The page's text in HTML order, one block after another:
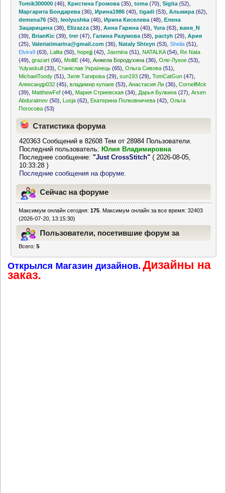
Tomik300000 (46) ,Кристина Громова (35) ,toma (70) ,Sigita (52)
Маргарита Бондарева (36) ,Ирина1986 (40) ,tigadi (53) ,Альмира (62)
demena76 (50) ,leolyushka (46) ,Ирина Киселева (48) ,Елена
Зацарицина (38) ,Elizazza (38) ,Анна Гарина (40) ,Yura (63) ,ваня_N
(39) ,BrianKic (39) ,trer(47) ,Галина Разумова (58) ,pactyh (29) ,Ария
(25) ,Valeriatimarina@gmail.com (36) ,Nataly Shteyn (53) ,Sheila (51)
Elvira9 (63) Lalita (50) ,hopejjj (42) ,Jasmina (51) NATALKA(54)
Re Nata
(49) ,grazart (66) MolliE (44) ,Анжела Бородухина (36) ,Оле-Лукое (53)
Yulyaskull (33) ,Станіслав Українець (65) ,Ольга Сивова (51)
MichaelToody (51) ,Зиля Тагирова (29) ,sun193 (29) ,TomCatGun (47)
Александр032 (45) ,владимир купаев (53) ,Анастасия Ли (36) ,CornellMck
(39)
MatthewFef (44) Мария Стриевская (34) Дарья Булкина (27) ,Arsen
Abduraimov (50) Lusja (62) Екатерина Полковничева (42) ,Ольга
Погосова (53)
Статистика форума
420363 Сообщений в 82608 Тем от 28984 Пользователи.
Последний пользователь: Юлия Владимировна
Последнее сообщение:"Just CrossStitch" ( 2026-08-05,
10:33:28 )
Последние сообщения на форуме.
Сейчас на форуме
Максимум онлайн сегодня:175 . Максимум онлайн за все время: 32403
(2026-07-20, 13:15:30)
Пользователи, посетившие форум за
Всего:5
Открылся Магазин дизайнов. Дизайны на
заказ.